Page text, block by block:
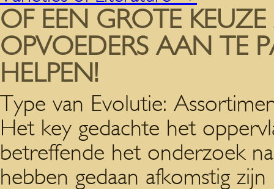
OF EEN GROTE
OPVOEDERS AAN TE
HELPEN!
Type van Evolutie:
Het key gedachte het
betreffende het onderzoek
hebben gedaan afkomstig